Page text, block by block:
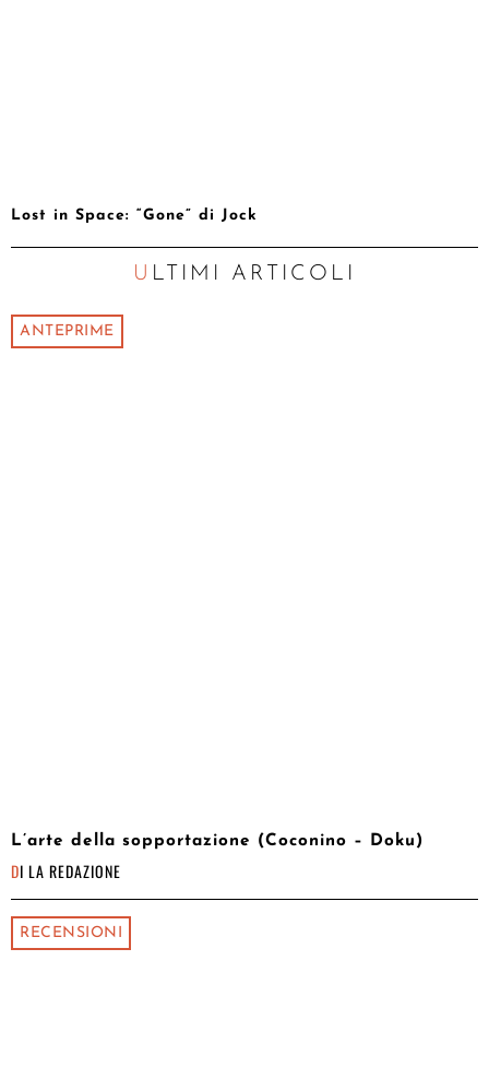
Lost in Space: “Gone” di Jock
ULTIMI ARTICOLI
ANTEPRIME
L’arte della sopportazione (Coconino – Doku)
DI LA REDAZIONE
RECENSIONI